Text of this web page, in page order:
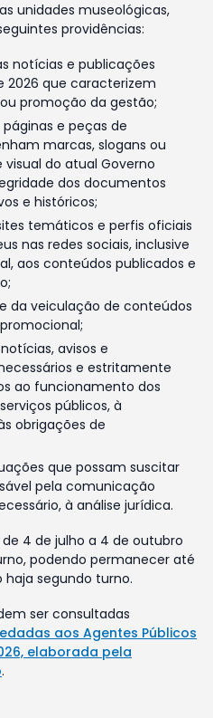
unidades museológicas,
providências:
notícias e publicações
2026 que caracterizem
promoção da gestão;
e peças de
marcas, slogans ou
do atual Governo
dos documentos
e históricos;
temáticos e perfis oficiais
nas redes sociais, inclusive
aos conteúdos publicados e
da veiculação de conteúdos
avisos e
e estritamente
ao funcionamento dos
públicos, à
obrigações de
que possam suscitar
pela comunicação
à análise jurídica.
4 de julho a 4 de outubro
podendo permanecer até
haja segundo turno.
ser consultadas
aos Agentes Públicos
elaborada pela
.